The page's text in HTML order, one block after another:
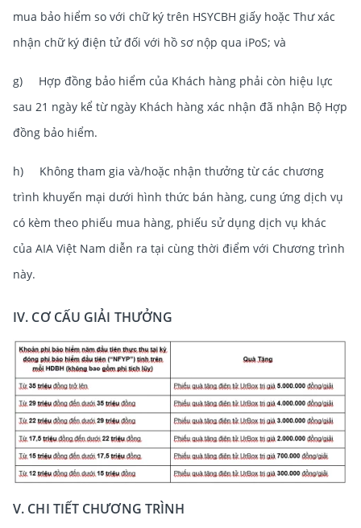
mua bảo hiểm so với chữ ký trên HSYCBH giấy hoặc Thư xác
nhận chữ ký điện tử đối với hồ sơ nộp qua iPoS; và
g) Hợp đồng bảo hiểm của Khách hàng phải còn hiệu lực
sau 21 ngày kể từ ngày Khách hàng xác nhận đã nhận Bộ Hợp
đồng bảo hiểm.
h) Không tham gia và/hoặc nhận thưởng từ các chương
trình khuyến mại dưới hình thức bán hàng, cung ứng dịch vụ
có kèm theo phiếu mua hàng, phiếu sử dụng dịch vụ khác
của AIA Việt Nam diễn ra tại cùng thời điểm với Chương trình
này.
IV. CƠ CẤU GIẢI THƯỞNG
V. CHI TIẾT CHƯƠNG TRÌNH